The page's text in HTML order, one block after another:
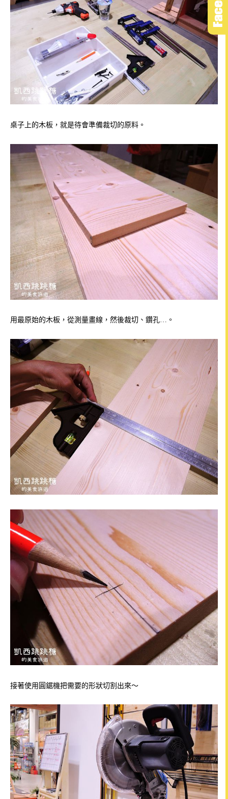
桌子上的木板，就是待會準備裁切的原料。
用最原始的木板，從測量畫線，然後裁切、鑽孔…。
接著使用圓鋸機把需要的形狀切割出來～